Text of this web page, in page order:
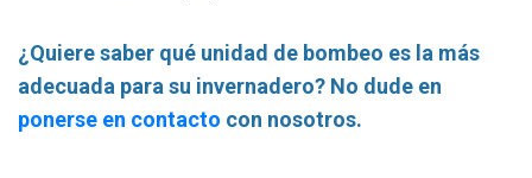
¿Quiere saber qué unidad de bombeo es la más
adecuada para su invernadero? No dude en
ponerse en contacto con nosotros.